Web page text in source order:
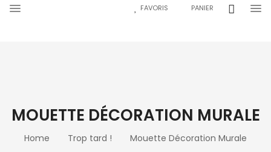
FAVORIS PANIER
MOUETTE DÉCORATION MURALE
Home Trop tard ! Mouette Décoration Murale